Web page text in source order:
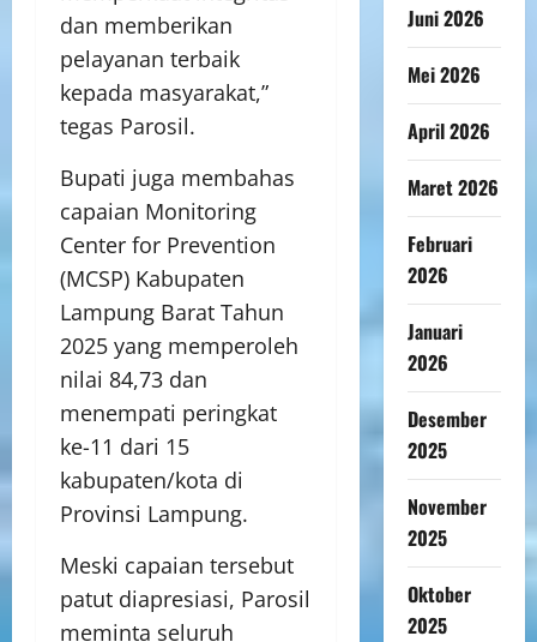
dan memberikan
pelayanan terbaik
kepada masyarakat,”
tegas Parosil.
Bupati juga membahas
capaian Monitoring
Center for Prevention
(MCSP) Kabupaten
Lampung Barat Tahun
2025 yang memperoleh
nilai 84,73 dan
menempati peringkat
ke-11 dari 15
kabupaten/kota di
Provinsi Lampung.
Meski capaian tersebut
patut diapresiasi, Parosil
meminta seluruh
Juni 2026
Mei 2026
April 2026
Maret 2026
Februari
2026
Januari
2026
Desember
2025
November
2025
Oktober
2025